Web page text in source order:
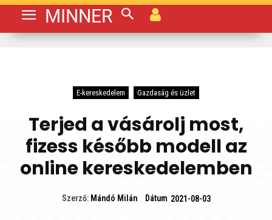
MINNER
E-kereskedelem Gazdaság és üzlet
Terjed a vásárolj most,
fizess később modell az
online kereskedelemben
Szerző: Mándó Milán Dátum 2021-08-03